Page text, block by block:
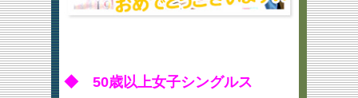
◆ 50歳以上女子シングルス